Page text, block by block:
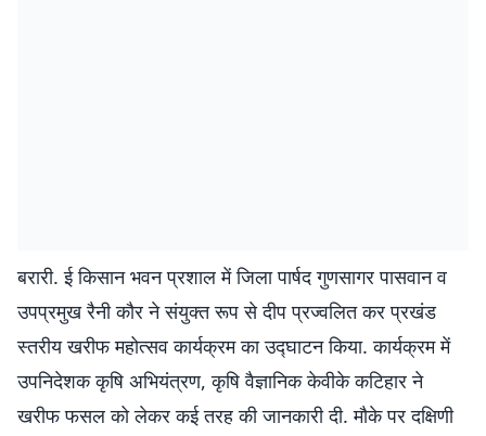
बरारी. ई किसान भवन प्रशाल में जिला पार्षद गुणसागर पासवान व
उपप्रमुख रैनी कौर ने संयुक्त रूप से दीप प्रज्वलित कर प्रखंड
स्तरीय खरीफ महोत्सव कार्यक्रम का उद्घाटन किया. कार्यक्रम में
उपनिदेशक कृषि अभियंत्रण, कृषि वैज्ञानिक केवीके कटिहार ने
खरीफ फसल को लेकर कई तरह की जानकारी दी. मौके पर दक्षिणी